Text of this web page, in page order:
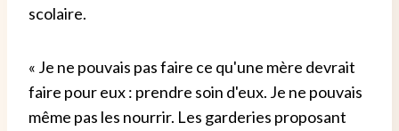
scolaire.
« Je ne pouvais pas faire ce qu'une mère devrait
faire pour eux : prendre soin d'eux. Je ne pouvais
même pas les nourrir. Les garderies proposant